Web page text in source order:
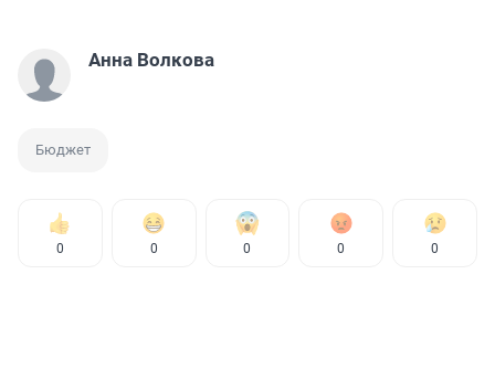
Анна Волкова
Бюджет
0 0 0 0 0